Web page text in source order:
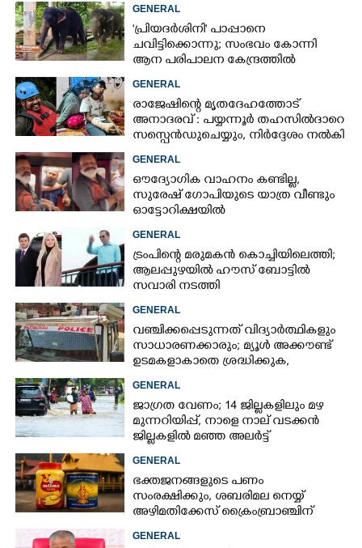
GENERAL
'പ്രിയദർശിനി' പാപ്പാനെ
ചവിട്ടിക്കൊന്നു; സംഭവം കോന്നി
ആന പരിപാലന കേന്ദ്രത്തിൽ
GENERAL
രാജേഷിന്റെ മൃതദേഹത്തോട്
അനാദരവ് : പയ്യന്നൂർ തഹസിൽദാറെ
സസ്പെൻഡുചെയ്യും, നിർദ്ദേശം നൽകി
GENERAL
ഔദ്യോഗിക വാഹനം കണ്ടില്ല,
സുരേഷ് ഗോപിയുടെ യാത്ര വീണ്ടും
ഓട്ടോറിക്ഷയിൽ
GENERAL
ട്രംപിന്റെ മരുമകൻ കൊച്ചിയിലെത്തി;
ആലപ്പുഴയിൽ ഹൗസ് ബോട്ടിൽ
സവാരി നടത്തി
GENERAL
വഞ്ചിക്കപ്പെടുന്നത് വിദ്യാർത്ഥികളും
സാധാരണക്കാരും; മ്യൂൾ അക്കൗണ്ട്
ഉടമകളാകാതെ ശ്രദ്ധിക്കുക,
GENERAL
ജാഗ്രത വേണം; 14 ജില്ലകളിലും മഴ
മുന്നറിയിപ്പ്, നാളെ നാല് വടക്കൻ
ജില്ലകളിൽ മഞ്ഞ അലർട്ട്
GENERAL
ഭക്തജനങ്ങളുടെ പണം
സംരക്ഷിക്കും, ശബരിമല നെയ്യ്
അഴിമതിക്കേസ് ക്രൈംബ്രാഞ്ചിന്
GENERAL